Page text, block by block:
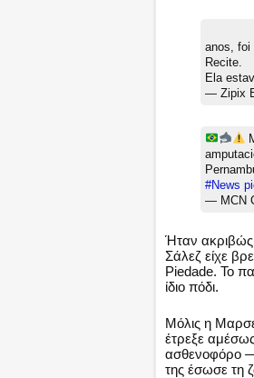
anos, foi
Recite.
Ela
— Zipix
#News
— MCN
Ήταν ακριβώς
Σάλεζ είχε
Piedade. Το
ίδιο πόδι.
Μόλις η
έτρεξε
ασθενοφόρο —
της έσωσε τη